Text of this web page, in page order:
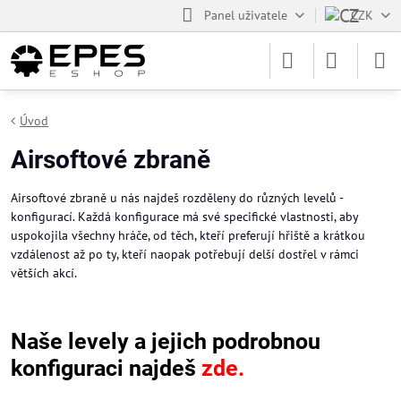
Panel uživatele CZK
Úvod
Airsoftové zbraně
Airsoftové zbraně u nás najdeš rozděleny do různých levelů -
konfigurací. Každá konfigurace má své specifické vlastnosti, aby
uspokojila všechny hráče, od těch, kteří preferují hřiště a krátkou
vzdálenost až po ty, kteří naopak potřebují delší dostřel v rámci
větších akcí.
Naše levely a jejich podrobnou
konfiguraci najdeš zde.